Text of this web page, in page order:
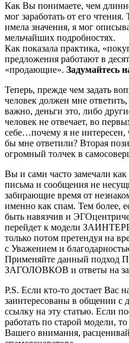
Как Вы понимаете, чем
мог заработать от его
имела значения, я мог
мельчайших подробностях.
Как показала практика,
предложения работают в
«продающие». Задумайтесь
Теперь, прежде чем задать
человек должен мне
важно, деньги это, либо
человек не отвечает, во
себе…почему я не интересен,
бы мне ответили? Вторая
огромный толчек в
Вы и сами часто замечали
письма и сообщения не
забирающие время от
именно как спам. Тем более,
быть навязчив и
перейдет к модели
только потом претендуя на
с Уважением и
Применяйте данный
ЗАГОЛОВКОВ и ответы на
P.S. Если кто-то достает Вас
заинтересованы в общении с
ссылку на эту статью. Если
работать по старой модели,
Вашего внимания,